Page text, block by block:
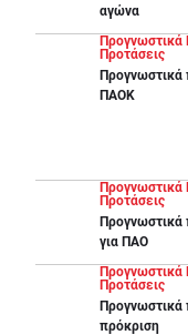
αγώνα
Προτάσεις
ΠΑΟΚ
Προτάσεις
για ΠΑΟ
Προτάσεις
πρόκριση